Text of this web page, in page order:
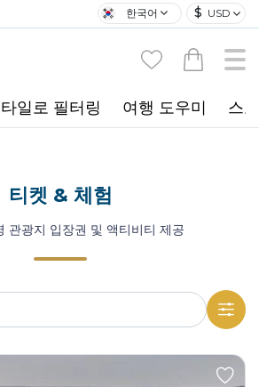
한국어 $ USD
일로 필터링 여행 도우미 스
티켓 & 체험
관광지 입장권 및 액티비티 제공